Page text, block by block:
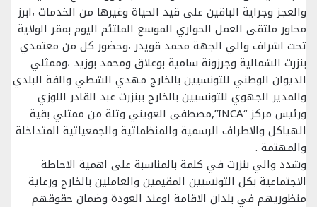
والعجز وجراية الباقين على قيد الحياة وغيرها من الخدمات ،ابرز
محاور ملتقى العمل الحواري الموسع الملتئم اليوم بمقر الولاية
تحت اشراف والي الجهة محمد قويدر ،وحضور كل من معتمدي
بنزرت الشمالية وجرزونة سامية بوعلاق ومحمد بوزيد ،وممثلي
الديوان الوطني للتونسيين بالخارج مهدي الشطي والفة البلدي
والمدير الجهوي للتونسيين بالخارج ببنزرت عبد القادر اللوزي
ورئيس مركز “INCA”,مصطفى العويني وثلة من ممثلي بقية
الهياكل والاطراف الرسمية والمنظماتية والجمعياتية المتداخلة
والمهتمة .
وشدد والي بنزرت في كلمة بالمناسبة على اهمية الاحاطة
الاجتماعية بكل التونسيين المقيمين والعاملين بالخارج ورعاية
منظوريهم في بلدان الاقامة اوعند العودة وضمان حقوقهم